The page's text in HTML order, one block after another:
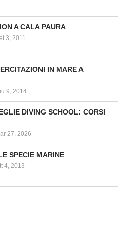
A CALA PAURA
3, 2011
IN MARE A
9, 2014
DIVING SCHOOL: CORSI
27, 2026
SPECIE MARINE
4, 2013